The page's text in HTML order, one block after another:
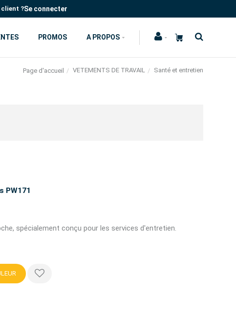
client ?Se connecter
PROMOS A PROPOS
Page d'accueil VETEMENTS DE TRAVAIL Santé et entretien
PW171
spécialement conçu pour les services d'entretien.